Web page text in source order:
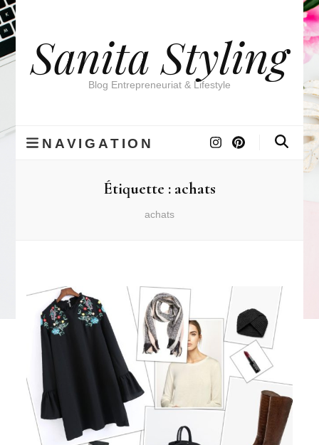
Sanita Styling
Blog Entrepreneuriat & Lifestyle
NAVIGATION
Étiquette : achats
achats